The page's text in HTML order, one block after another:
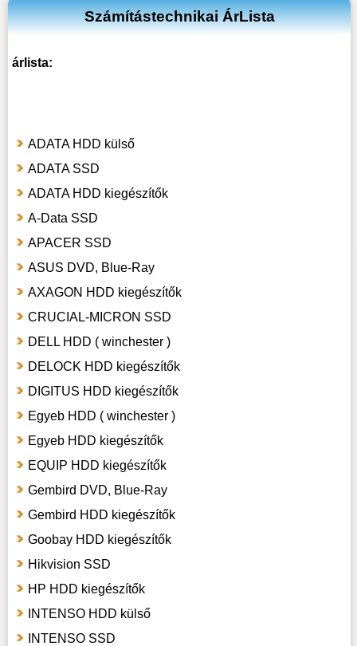
Számítástechnikai ÁrLista
árlista:
ADATA HDD külső
ADATA SSD
ADATA HDD kiegészítők
A-Data SSD
APACER SSD
ASUS DVD, Blue-Ray
AXAGON HDD kiegészítők
CRUCIAL-MICRON SSD
DELL HDD ( winchester )
DELOCK HDD kiegészítők
DIGITUS HDD kiegészítők
Egyeb HDD ( winchester )
Egyeb HDD kiegészítők
EQUIP HDD kiegészítők
Gembird DVD, Blue-Ray
Gembird HDD kiegészítők
Goobay HDD kiegészítők
Hikvision SSD
HP HDD kiegészítők
INTENSO HDD külső
INTENSO SSD